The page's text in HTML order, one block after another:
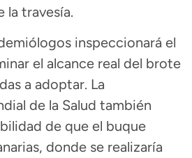
la travesía.
inspeccionará el
el alcance real del brote
a adoptar. La
de la Salud también
de que el buque
donde se realizaría